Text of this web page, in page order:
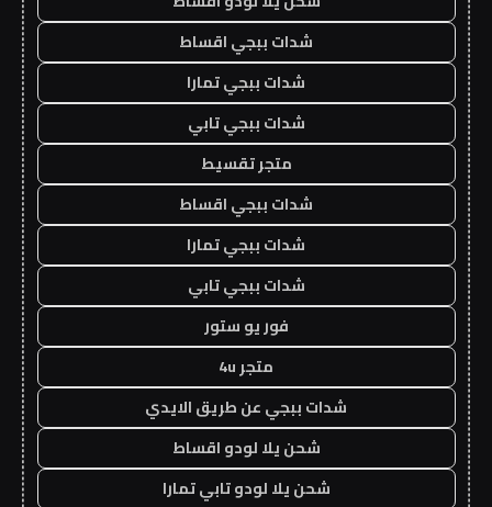
شدات ببجي اقساط
شدات ببجي تمارا
شدات ببجي تابي
متجر تقسيط
شدات ببجي اقساط
شدات ببجي تمارا
شدات ببجي تابي
فور يو ستور
متجر 4u
شدات ببجي عن طريق الايدي
شحن يلا لودو اقساط
شحن يلا لودو تابي تمارا